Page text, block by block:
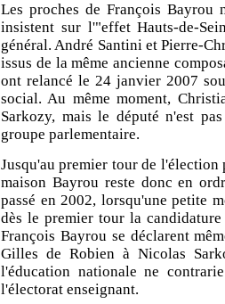
Les proches de François Bayrou
insistent sur l'"effet Hauts-de-
général. André Santini et Pierre-
issus de la même ancienne
ont relancé le 24 janvier 2007
social. Au même moment,
Sarkozy, mais le député n'est
groupe parlementaire.
Jusqu'au premier tour de l'élection
maison Bayrou reste donc en
passé en 2002, lorsqu'une petite
dès le premier tour la
François Bayrou se déclarent
Gilles de Robien à Nicolas
l'éducation nationale ne
l'électorat enseignant.